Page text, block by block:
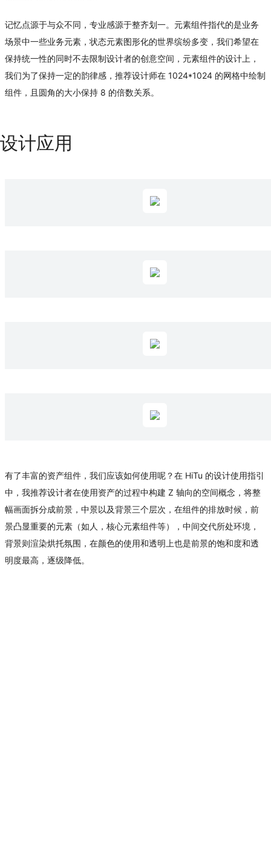
记忆点源于与众不同，专业感源于整齐划一。元素组件指代的是业务
场景中一些业务元素，状态元素图形化的世界缤纷多变，我们希望在
保持统一性的同时不去限制设计者的创意空间，元素组件的设计上，
我们为了保持一定的韵律感，推荐设计师在 1024*1024 的网格中绘制
组件，且圆角的大小保持 8 的倍数关系。
设计应用
有了丰富的资产组件，我们应该如何使用呢？在 HiTu 的设计使用指引
中，我推荐设计者在使用资产的过程中构建 Z 轴向的空间概念，将整
幅画面拆分成前景，中景以及背景三个层次，在组件的排放时候，前
景凸显重要的元素（如人，核心元素组件等），中间交代所处环境，
背景则渲染烘托氛围，在颜色的使用和透明上也是前景的饱和度和透
明度最高，逐级降低。